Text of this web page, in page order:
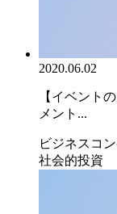
2020.06.02
【イベント
メント...
ビジネスコ
社会的投資